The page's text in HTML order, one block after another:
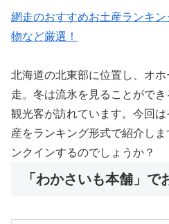
網走のおすすめお土産ランキ
物など厳選！
北海道の北東部に位置し、オ
走。冬は流氷を見ることがで
観光客が訪れています。今回
産をランキング形式で紹介し
ンクインするのでしょうか？
「わかさいも本舗」